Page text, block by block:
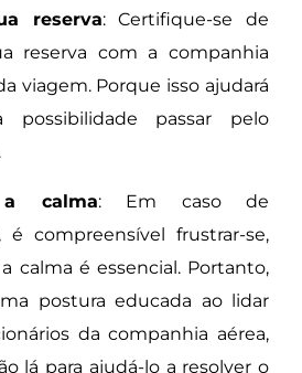
reserva: Certifique-se de
reserva com a companhia
viagem. Porque isso ajudará
passar pelo
a calma: Em caso de
é compreensível frustrar-se,
calma é essencial. Portanto,
postura educada ao lidar
da companhia aérea,
lá para ajudá-lo a resolver o